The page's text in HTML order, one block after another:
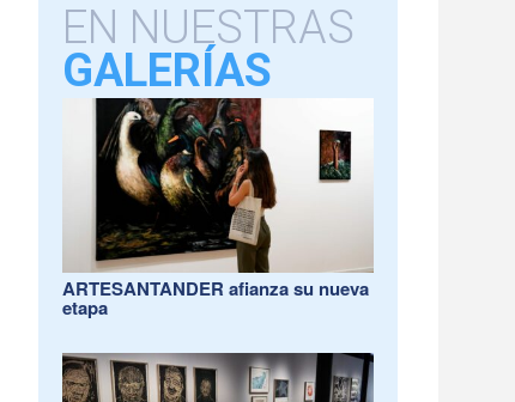
EN NUESTRAS
GALERÍAS
ARTESANTANDER afianza su nueva
etapa